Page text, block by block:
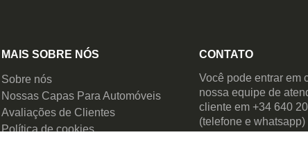
MAIS SOBRE NÓS
Sobre nós
Nossas Capas Para Automóveis
Avaliações de Clientes
Política de cookies
CONTATO
Você pode entrar em
nossa equipe de
cliente em +34 640
(telefone e whatsapp)